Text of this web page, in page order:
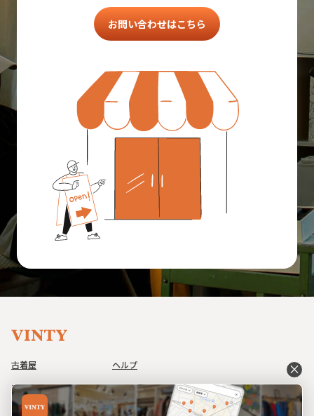
お問い合わせはこちら
close
古着屋
アイテム
コーデ
ヘルプ
利用規約
プライバシーポリシー